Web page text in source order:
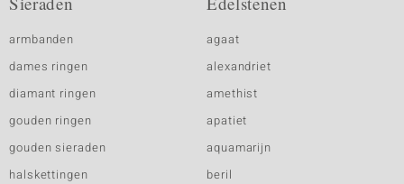
armbanden
dames ringen
diamant ringen
gouden ringen
gouden sieraden
halskettingen
agaat
alexandriet
amethist
apatiet
aquamarijn
beril